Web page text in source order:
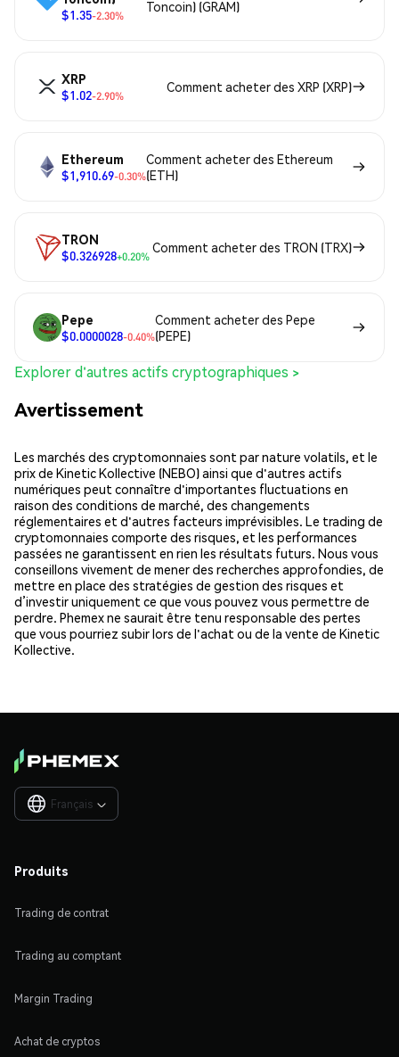
$1.35-2.30%
Toncoin) (GRAM)
XRP
$1.02-2.90%
Comment acheter des XRP (XRP)
Ethereum
$1,910.69-0.30%
Comment acheter des Ethereum
(ETH)
TRON
$0.326928+0.20%
Comment acheter des TRON (TRX)
Pepe
$0.0000028-0.40%
Comment acheter des Pepe
(PEPE)
Explorer d'autres actifs cryptographiques >
Avertissement
Les marchés des cryptomonnaies sont par nature volatils, et le
prix de Kinetic Kollective (NEBO) ainsi que d'autres actifs
numériques peut connaître d'importantes fluctuations en
raison des conditions de marché, des changements
réglementaires et d'autres facteurs imprévisibles. Le trading de
cryptomonnaies comporte des risques, et les performances
passées ne garantissent en rien les résultats futurs. Nous vous
conseillons vivement de mener des recherches approfondies, de
mettre en place des stratégies de gestion des risques et
d’investir uniquement ce que vous pouvez vous permettre de
perdre. Phemex ne saurait être tenu responsable des pertes
que vous pourriez subir lors de l'achat ou de la vente de Kinetic
Kollective.
Français 
Produits
Trading de contrat
Trading au comptant
Margin Trading
Achat de cryptos